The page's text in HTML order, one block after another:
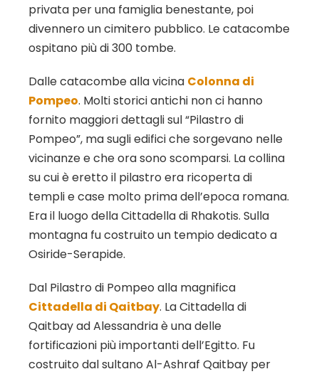
privata per una famiglia benestante, poi
divennero un cimitero pubblico. Le catacombe
ospitano più di 300 tombe.
Dalle catacombe alla vicina Colonna di
Pompeo. Molti storici antichi non ci hanno
fornito maggiori dettagli sul “Pilastro di
Pompeo”, ma sugli edifici che sorgevano nelle
vicinanze e che ora sono scomparsi. La collina
su cui è eretto il pilastro era ricoperta di
templi e case molto prima dell’epoca romana.
Era il luogo della Cittadella di Rhakotis. Sulla
montagna fu costruito un tempio dedicato a
Osiride-Serapide.
Dal Pilastro di Pompeo alla magnifica
Cittadella di Qaitbay. La Cittadella di
Qaitbay ad Alessandria è una delle
fortificazioni più importanti dell’Egitto. Fu
costruito dal sultano Al-Ashraf Qaitbay per